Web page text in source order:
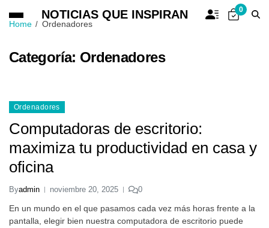
NOTICIAS QUE INSPIRAN 0
Home Ordenadores
Categoría: Ordenadores
Ordenadores
Computadoras de escritorio:
maximiza tu productividad en casa y
oficina
Byadmin noviembre 20, 2025 0
En un mundo en el que pasamos cada vez más horas frente a la
pantalla, elegir bien nuestra computadora de escritorio puede